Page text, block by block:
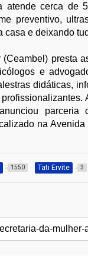
cerca de
preventivo,
e deixando
presta
e
didáticas,
na
1550 Tati Ervite 3